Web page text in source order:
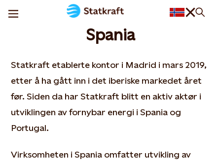
Spania
Statkraft etablerte kontor i Madrid i mars 2019,
etter å ha gått inn i det iberiske markedet året
før. Siden da har Statkraft blitt en aktiv aktør i
utviklingen av fornybar energi i Spania og
Portugal.
Virksomheten i Spania omfatter utvikling av